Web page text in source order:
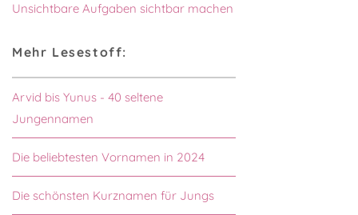
Unsichtbare Aufgaben sichtbar machen
Mehr Lesestoff:
Arvid bis Yunus - 40 seltene
Jungennamen
Die beliebtesten Vornamen in 2024
Die schönsten Kurznamen für Jungs